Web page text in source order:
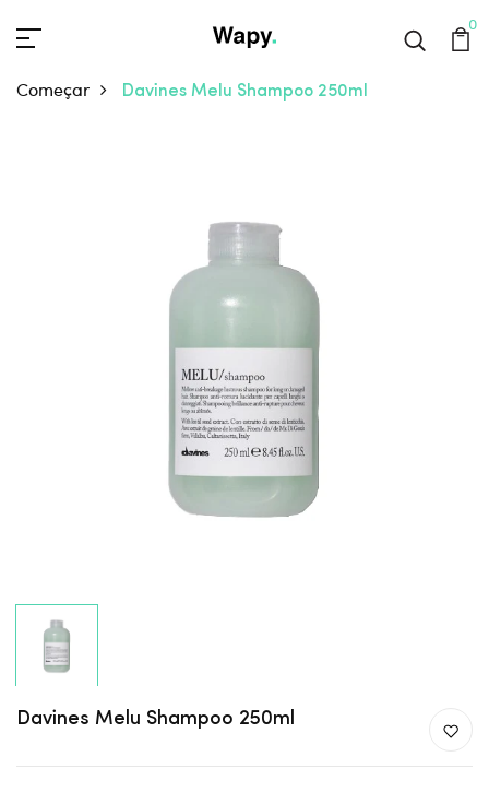
0
Começar Davines Melu Shampoo 250ml
Davines Melu Shampoo 250ml